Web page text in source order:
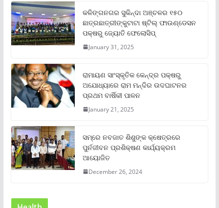
କଳିଙ୍ଗନଗର ସୁକିନ୍ଦା ଅଞ୍ଚଳର ୧୫୦
ଛାତ୍ରଛାତ୍ରୀଙ୍କୁଟାଟା ଷ୍ଟିଲ୍ ଫାଉଣ୍ଡେସନ
ପକ୍ଷରୁ ଜ୍ୟୋତି ଫେଲୋସିପ୍‌
January 31, 2025
ରାମାୟଣ ସାଂସ୍କୃତିକ କେନ୍ଦ୍ର ପକ୍ଷରୁ
ଅଯୋଧ୍ୟାରେ ରାମ ମନ୍ଦିର ଉଦଘାଟନର
ପ୍ରଥମ ବାର୍ଷିକୀ ପାଳନ
January 21, 2025
ସମ୍‌ରେ ନବଜାତ ଶିଶୁଙ୍କ କ୍ଷେତ୍ରରେ
ପୁର୍ନଜୀବନ ପ୍ରଶିକ୍ଷଣ କାର୍ଯ୍ୟକ୍ରମ
ଆୟୋଜିତ
December 26, 2024